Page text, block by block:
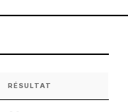
RÉSULTAT